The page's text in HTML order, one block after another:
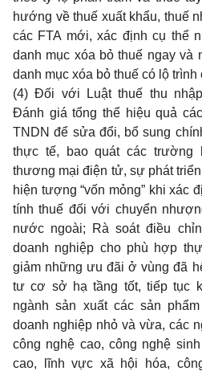
hướng về thuế xuất khẩu, thuế
các FTA mới, xác định cụ thể
danh mục xóa bỏ thuế ngay và
danh mục xóa bỏ thuế có lộ trình
(4) Đối với Luật thuế thu
Đánh giá tổng thể hiệu quả
TNDN để sửa đổi, bổ sung
thực tế, bao quát các
thương mại điện tử, sự phát
hiện tượng “vốn mỏng” khi xác
tính thuế đối với chuyển
nước ngoài; Rà soát điều
doanh nghiệp cho phù hợp
giảm những ưu đãi ở vùng đã
tư cơ sở hạ tầng tốt, tiếp tục
ngành sản xuất các sản
doanh nghiệp nhỏ và vừa, các
công nghệ cao, công nghệ
cao, lĩnh vực xã hội hóa,